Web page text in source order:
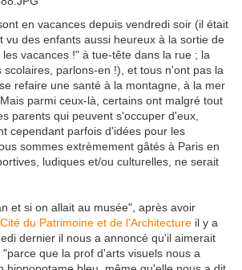
en vacances depuis vendredi soir (il était
vu des enfants aussi heureux à la sortie de
vacances !" à tue-tête dans la rue ; la
scolaires, parlons-en !), et tous n'ont pas la
refaire une santé à la montagne, à la mer
parmi ceux-là, certains ont malgré tout
parents qui peuvent s'occuper d'eux,
cependant parfois d'idées pour les
sommes extrèmement gâtés à Paris en
ludiques et/ou culturelles, ne serait
et si on allait au musée", après avoir
Cité du Patrimoine et de l'Architecture il y a
dernier il nous a annoncé qu'il aimerait
que la prof d'arts visuels nous a